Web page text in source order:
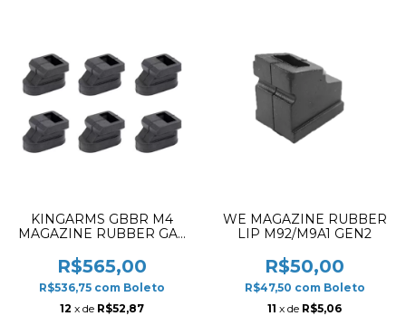
KINGARMS GBBR M4
MAGAZINE RUBBER GAS
R$565,00
R$536,75 com Boleto
12 x de R$52,87
WE MAGAZINE RUBBER
LIP M92/M9A1 GEN2
R$50,00
R$47,50 com Boleto
11 x de R$5,06